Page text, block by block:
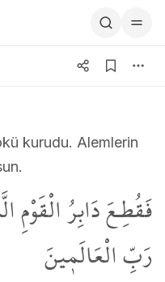
kurudu. Alemlerin
فَقُطِـعَ دَابِرُ الْقَوْمِ
رَبِّ الْعَالَم۪ينَ